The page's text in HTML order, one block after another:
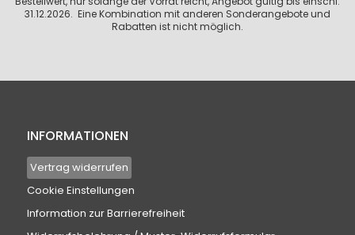
31.12.2026. Eine Kombination mit anderen Sonderangebote und
Rabatten ist nicht möglich.
INFORMATIONEN
Vertrag widerrufen
Cookie Einstellungen
Information zur Barrierefreiheit